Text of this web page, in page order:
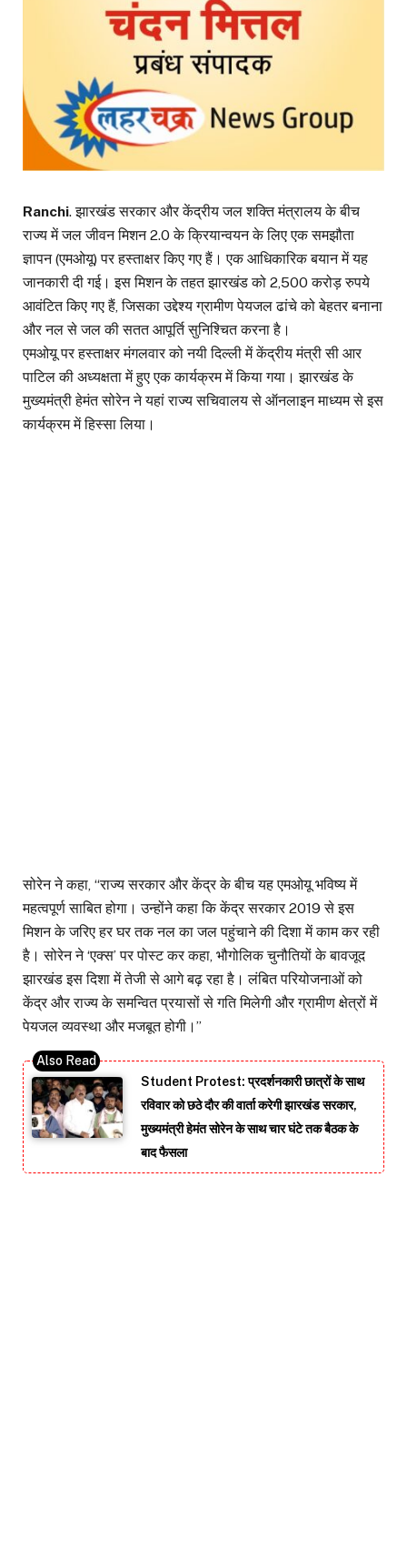
Ranchi. झारखंड सरकार और केंद्रीय जल शक्ति मंत्रालय के बीच
राज्य में जल जीवन मिशन 2.0 के क्रियान्वयन के लिए एक समझौता
ज्ञापन (एमओयू) पर हस्ताक्षर किए गए हैं। एक आधिकारिक बयान में यह
जानकारी दी गई। इस मिशन के तहत झारखंड को 2,500 करोड़ रुपये
आवंटित किए गए हैं, जिसका उद्देश्य ग्रामीण पेयजल ढांचे को बेहतर बनाना
और नल से जल की सतत आपूर्ति सुनिश्चित करना है।
एमओयू पर हस्ताक्षर मंगलवार को नयी दिल्ली में केंद्रीय मंत्री सी आर
पाटिल की अध्यक्षता में हुए एक कार्यक्रम में किया गया। झारखंड के
मुख्यमंत्री हेमंत सोरेन ने यहां राज्य सचिवालय से ऑनलाइन माध्यम से इस
कार्यक्रम में हिस्सा लिया।
सोरेन ने कहा, ‘‘राज्य सरकार और केंद्र के बीच यह एमओयू भविष्य में
महत्वपूर्ण साबित होगा। उन्होंने कहा कि केंद्र सरकार 2019 से इस
मिशन के जरिए हर घर तक नल का जल पहुंचाने की दिशा में काम कर रही
है। सोरेन ने ‘एक्स’ पर पोस्ट कर कहा, भौगोलिक चुनौतियों के बावजूद
झारखंड इस दिशा में तेजी से आगे बढ़ रहा है। लंबित परियोजनाओं को
केंद्र और राज्य के समन्वित प्रयासों से गति मिलेगी और ग्रामीण क्षेत्रों में
पेयजल व्यवस्था और मजबूत होगी।’’
Student Protest: प्रदर्शनकारी छात्रों के साथ
रविवार को छठे दौर की वार्ता करेगी झारखंड सरकार,
मुख्यमंत्री हेमंत सोरेन के साथ चार घंटे तक बैठक के
बाद फैसला